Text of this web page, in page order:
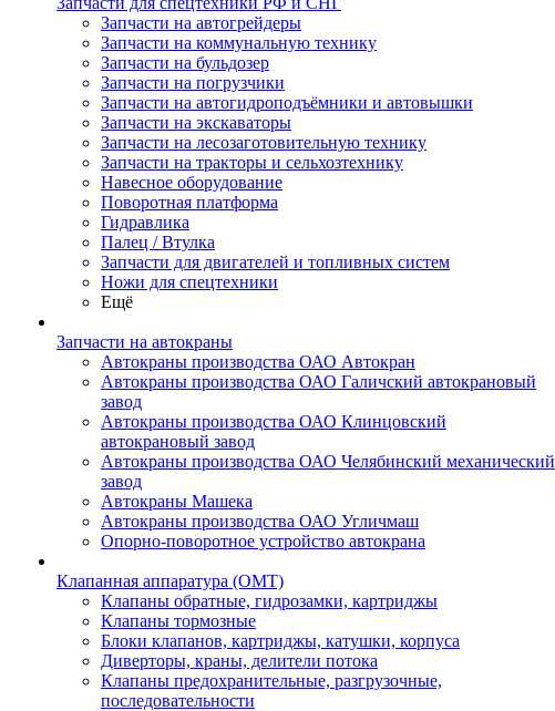
Запчасти на автогрейдеры
Запчасти на коммунальную технику
Запчасти на бульдозер
Запчасти на погрузчики
Запчасти на автогидроподъёмники и автовышки
Запчасти на экскаваторы
Запчасти на лесозаготовительную технику
Запчасти на тракторы и сельхозтехнику
Навесное оборудование
Поворотная платформа
Гидравлика
Палец / Втулка
Запчасти для двигателей и топливных систем
Ножи для спецтехники
Ещё
Запчасти на автокраны
Автокраны производства ОАО Автокран
Автокраны производства ОАО Галичский автокрановый
завод
Автокраны производства ОАО Клинцовский
автокрановый завод
Автокраны производства ОАО Челябинский механический
завод
Автокраны Машека
Автокраны производства ОАО Угличмаш
Опорно-поворотное устройство автокрана
Клапанная аппаратура (OMT)
Клапаны обратные, гидрозамки, картриджы
Клапаны тормозные
Блоки клапанов, картриджы, катушки, корпуса
Диверторы, краны, делители потока
Клапаны предохранительные, разгрузочные,
последовательности